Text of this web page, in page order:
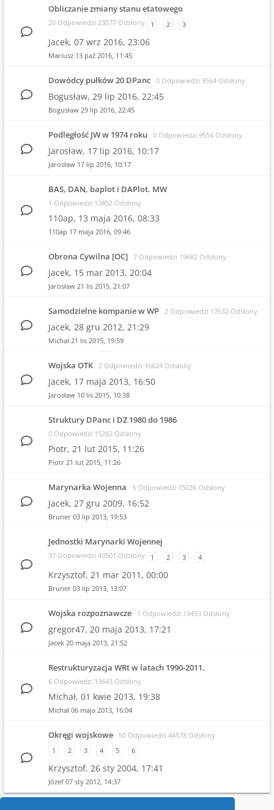
Obliczanie zmiany stanu etatowego
20 Odpowiedzi 23077 Odsłony 1 2 3
Jacek, 07 wrz 2016, 23:06
Mariusz 13 paź 2016, 11:45
Dowódcy pułków 20 DPanc 0 Odpowiedzi 9564 Odsłony
Bogusław, 29 lip 2016, 22:45
Bogusław 29 lip 2016, 22:45
Podległość JW w 1974 roku 0 Odpowiedzi 9554 Odsłony
Jarosław, 17 lip 2016, 10:17
Jarosław 17 lip 2016, 10:17
BAS, DAN, baplot i DAPlot. MW
1 Odpowiedzi 13852 Odsłony
110ap, 13 maja 2016, 08:33
110ap 17 maja 2016, 09:46
Obrona Cywilna [OC] 7 Odpowiedzi 19682 Odsłony
Jacek, 15 mar 2013, 20:04
Jarosław 21 lis 2015, 21:07
Samodzielne kompanie w WP 2 Odpowiedzi 17632 Odsłony
Jacek, 28 gru 2012, 21:29
Michał 21 lis 2015, 19:59
Wojska OTK 2 Odpowiedzi 16624 Odsłony
Jacek, 17 maja 2013, 16:50
Jarosław 10 lis 2015, 10:38
Struktury DPanc i DZ 1980 do 1986
0 Odpowiedzi 15282 Odsłony
Piotr, 21 lut 2015, 11:26
Piotr 21 lut 2015, 11:26
Marynarka Wojenna 5 Odpowiedzi 15026 Odsłony
Jacek, 27 gru 2009, 16:52
Bruner 03 lip 2013, 19:53
Jednostki Marynarki Wojennej
37 Odpowiedzi 40501 Odsłony 1 2 3 4
Krzysztof, 21 mar 2011, 00:00
Bruner 03 lip 2013, 13:07
Wojska rozpoznawcze 1 Odpowiedzi 13493 Odsłony
gregor47, 20 maja 2013, 17:21
Jacek 20 maja 2013, 21:52
Restrukturyzacja WRt w latach 1990-2011.
6 Odpowiedzi 13643 Odsłony
Michał, 01 kwie 2013, 19:38
Michał 06 maja 2013, 16:04
Okręgi wojskowe
50 Odpowiedzi 44578 Odsłony
1
2 3 4 5 6
Krzysztof, 26 sty 2004, 17:41
Józef 07 sty 2012, 14:37